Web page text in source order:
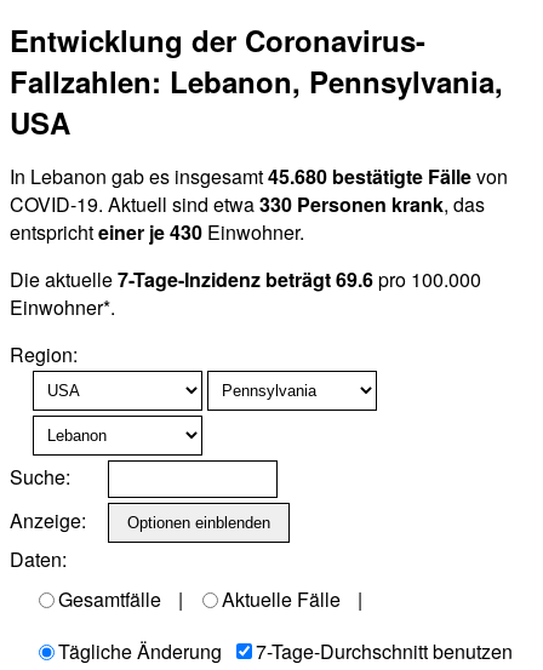
Entwicklung der Coronavirus-
Fallzahlen: Lebanon, Pennsylvania,
USA
In Lebanon gab es insgesamt45.680 bestätigte Fällevon
COVID-19. Aktuell sind etwa330 Personen krank, das
entsprichteiner je 430 Einwohner.
Die aktuelle7-Tage-Inzidenz beträgt 69.6pro 100.000
Einwohner*.
Region:
Suche:
Anzeige:
Daten:
Gesamtfälle
| Aktuelle Fälle
|
Tägliche Änderung
7-Tage-Durchschnitt benutzen